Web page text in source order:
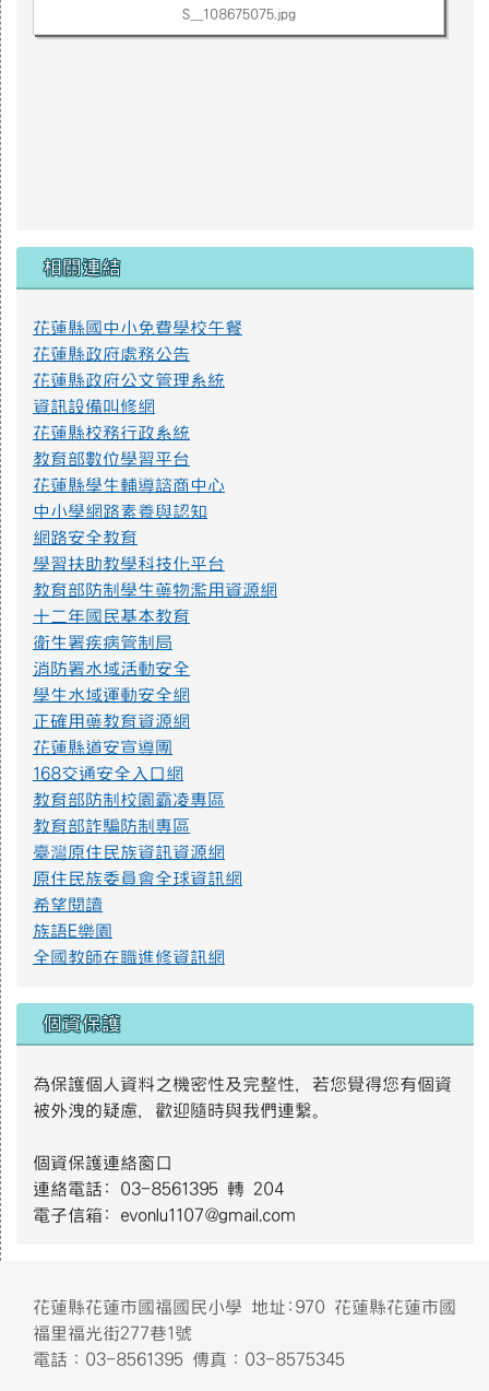
S__108675075.jpg
相關連結
花蓮縣國中小免費學校午餐
花蓮縣政府處務公告
花蓮縣政府公文管理系統
資訊設備叫修網
花蓮縣校務行政系統
教育部數位學習平台
花蓮縣學生輔導諮商中心
中小學網路素養與認知
網路安全教育
學習扶助教學科技化平台
教育部防制學生藥物濫用資源網
十二年國民基本教育
衛生署疾病管制局
消防署水域活動安全
學生水域運動安全網
正確用藥教育資源網
花蓮縣道安宣導團
168交通安全入口網
教育部防制校園霸凌專區
教育部詐騙防制專區
臺灣原住民族資訊資源網
原住民族委員會全球資訊網
希望閱讀
族語E樂園
全國教師在職進修資訊網
個資保護
為保護個人資料之機密性及完整性，若您覺得您有個資
被外洩的疑慮，歡迎隨時與我們連繫。
個資保護連絡窗口
連絡電話: 03-8561395 轉 204
電子信箱: evonlu1107@gmail.com
頁尾區域內容
花蓮縣花蓮市國福國民小學 地址:970 花蓮縣花蓮市國
福里福光街277巷1號
電話：03-8561395 傳真：03-8575345